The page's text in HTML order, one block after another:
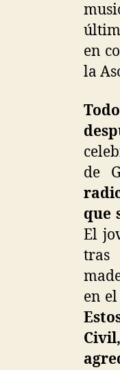
en
la
de
que
El
tras
en